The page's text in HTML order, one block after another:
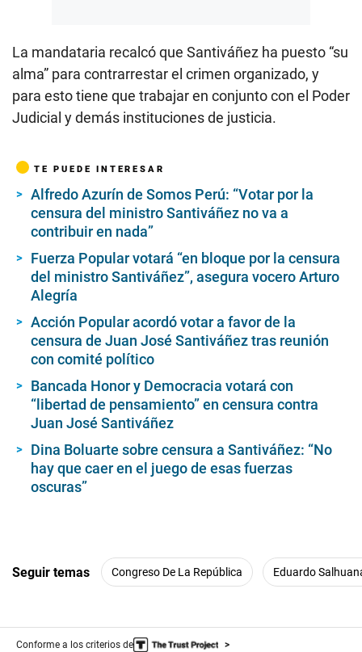
La mandataria recalcó que Santiváñez ha puesto “su
alma” para contrarrestar el crimen organizado, y
para esto tiene que trabajar en conjunto con el Poder
Judicial y demás instituciones de justicia.
TE PUEDE INTERESAR
Alfredo Azurín de Somos Perú: “Votar por la
censura del ministro Santiváñez no va a
contribuir en nada”
Fuerza Popular votará “en bloque por la censura
del ministro Santiváñez”, asegura vocero Arturo
Alegría
Acción Popular acordó votar a favor de la
censura de Juan José Santiváñez tras reunión
con comité político
Bancada Honor y Democracia votará con
“libertad de pensamiento” en censura contra
Juan José Santiváñez
Dina Boluarte sobre censura a Santiváñez: “No
hay que caer en el juego de esas fuerzas
oscuras”
Seguir temas Congreso De La República Eduardo
Conforme a los criterios de